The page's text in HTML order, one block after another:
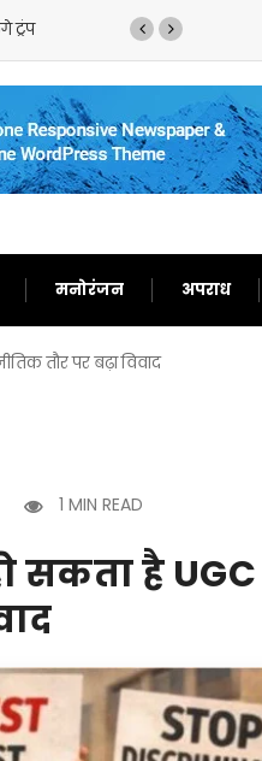
ट्रंप ट्रंप का
मनोरंजन अपराध
तौर पर बढ़ा विवाद
1 MIN READ
सकता है UGC